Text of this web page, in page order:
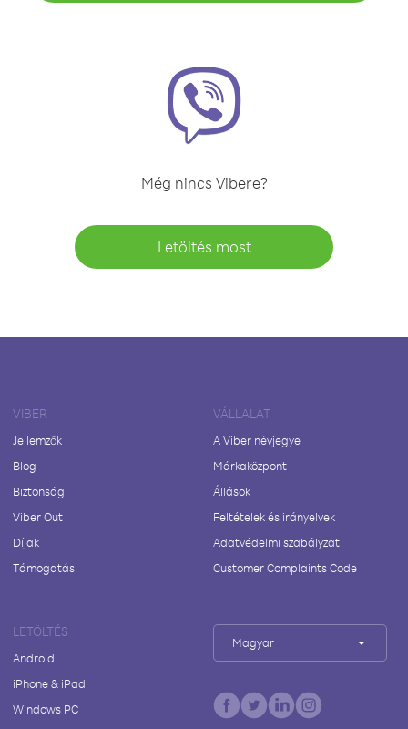
Még nincs Vibere?
Letöltés most
VIBER
Jellemzők
Blog
Biztonság
Viber Out
Díjak
Támogatás
VÁLLALAT
A Viber névjegye
Márkaközpont
Állások
Feltételek és irányelvek
Adatvédelmi szabályzat
Customer Complaints Code
LETÖLTÉS
Android
iPhone & iPad
Windows PC
Magyar